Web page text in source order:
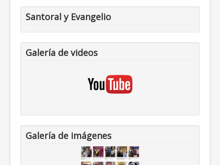
Santoral y Evangelio
Galería de videos
Galería de imágenes